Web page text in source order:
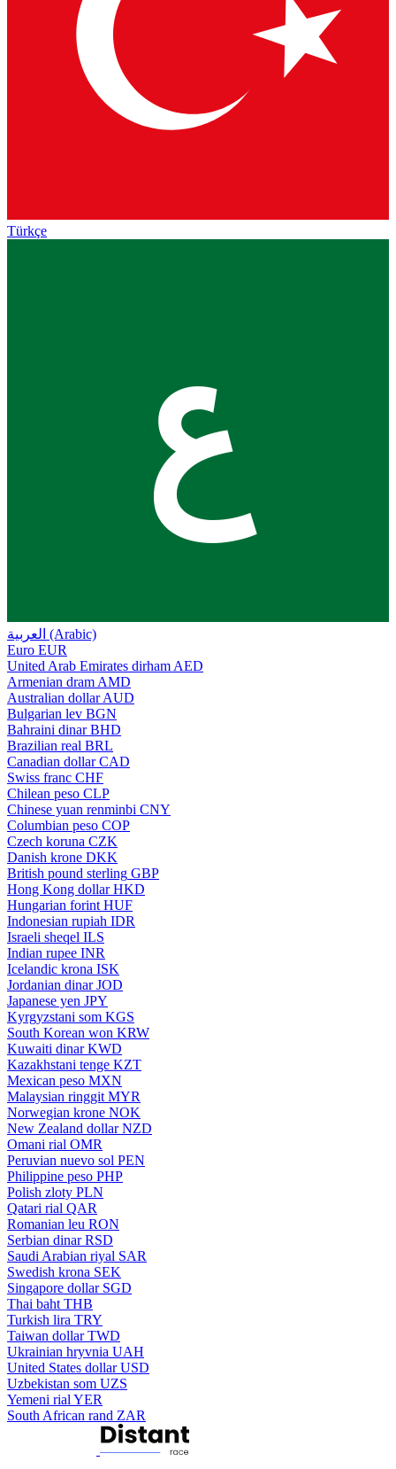
Türkçe
ع
العربية (Arabic)
Euro EUR
United Arab Emirates dirham AED
Armenian dram AMD
Australian dollar AUD
Bulgarian lev BGN
Bahraini dinar BHD
Brazilian real BRL
Canadian dollar CAD
Swiss franc CHF
Chilean peso CLP
Chinese yuan renminbi CNY
Columbian peso COP
Czech koruna CZK
Danish krone DKK
British pound sterling GBP
Hong Kong dollar HKD
Hungarian forint HUF
Indonesian rupiah IDR
Israeli sheqel ILS
Indian rupee INR
Icelandic krona ISK
Jordanian dinar JOD
Japanese yen JPY
Kyrgyzstani som KGS
South Korean won KRW
Kuwaiti dinar KWD
Kazakhstani tenge KZT
Mexican peso MXN
Malaysian ringgit MYR
Norwegian krone NOK
New Zealand dollar NZD
Omani rial OMR
Peruvian nuevo sol PEN
Philippine peso PHP
Polish zloty PLN
Qatari rial QAR
Romanian leu RON
Serbian dinar RSD
Saudi Arabian riyal SAR
Swedish krona SEK
Singapore dollar SGD
Thai baht THB
Turkish lira TRY
Taiwan dollar TWD
Ukrainian hryvnia UAH
United States dollar USD
Uzbekistan som UZS
Yemeni rial YER
South African rand ZAR